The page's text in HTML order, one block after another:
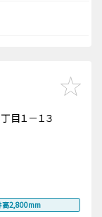
目１－１３
高2,800mm